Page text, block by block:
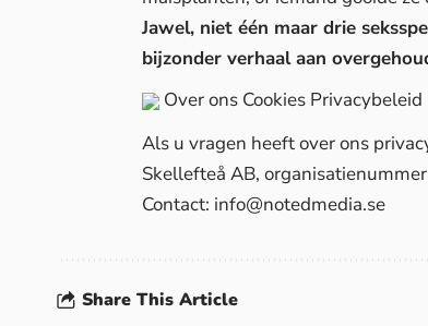
Jawel, niet één maar drie
bijzonder verhaal aan
Over ons Cookies Privacybeleid
Als u vragen heeft over ons
Skellefteå AB,
Contact: info@notedmedia.se
Share This Article